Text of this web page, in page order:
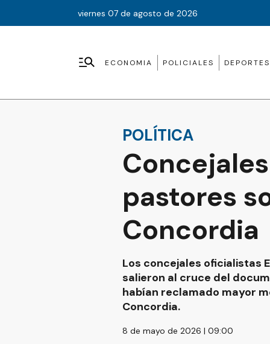
viernes 07 de agosto de 2026
ECONOMIA POLICIALES DEPORTES
POLÍTICA
pastores
Concordia
Los concejales oficialistas
salieron al cruce del
habían reclamado mayor
Concordia.
8 de mayo de 2026 | 09:00